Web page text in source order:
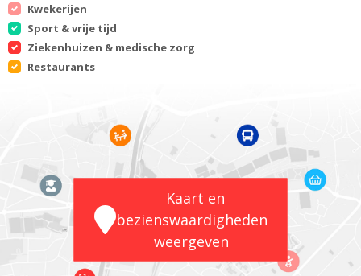
Kwekerijen
Sport & vrije tijd
Ziekenhuizen & medische zorg
Restaurants
Kaart en
bezienswaardigheden
weergeven